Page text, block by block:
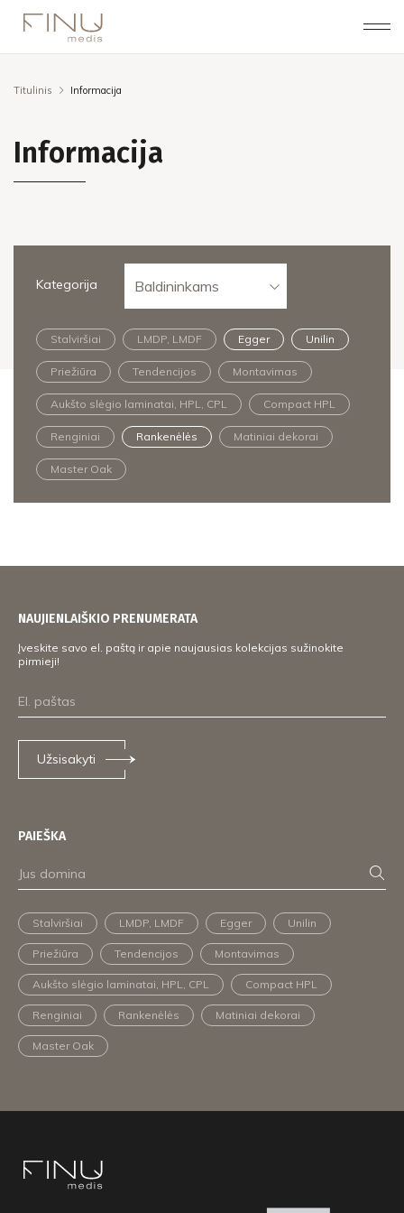
Titulinis Informacija
Informacija
Kategorija Baldininkams
Stalviršiai LMDP, LMDF Egger Unilin
Priežiūra Tendencijos Montavimas
Aukšto slėgio laminatai, HPL, CPL Compact HPL
Renginiai Rankenėlės Matiniai dekorai
Master Oak
NAUJIENLAIŠKIO PRENUMERATA
Įveskite savo el. paštą ir apie naujausias kolekcijas sužinokite
pirmieji!
Užsisakyti
PAIEŠKA
Stalviršiai LMDP, LMDF Egger Unilin
Priežiūra Tendencijos Montavimas
Aukšto slėgio laminatai, HPL, CPL Compact HPL
Renginiai Rankenėlės Matiniai dekorai
Master Oak